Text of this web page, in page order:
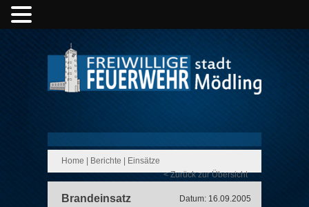
Home Berichte
Einsätze
< Zurück zur Übersicht
Brandeinsatz Datum: 16.09.2005